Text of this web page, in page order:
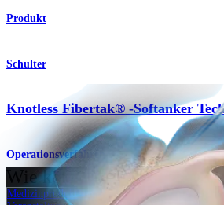
Produkt
Schulter
Knotless Fibertak® -Softanker
Operationsverfahren
Wie können wir Ihnen
Medizinproduktberater:in kontaktieren